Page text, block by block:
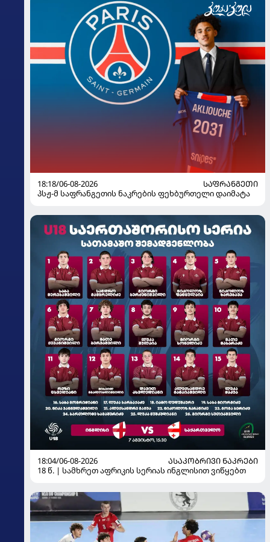
18:18/06-08-2026
ᲡᲐᲤᲠᲐᲜᲒᲔᲗᲘ
პსჟ-მ საფრანგეთის ნაკრების ფეხბურთელი დაიმატა
18:04/06-08-2026
ᲐᲡᲐᲙᲝᲑᲠᲘᲕᲘ ᲜᲐᲙᲠᲔᲑᲘ
18 წ. | სამხრეთ აფრიკის სერიას ინგლისით ვიწყებთ